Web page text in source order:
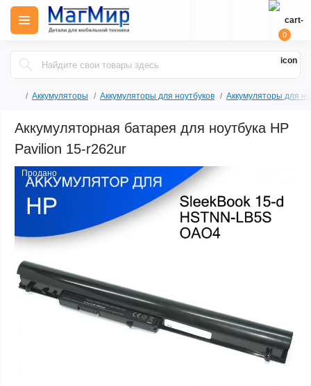
0
Аккумуляторы Аккумуляторы для ноутбуков Аккумуляторы для
Аккумуляторная батарея для ноутбука HP
Pavilion 15-r262ur
Продано